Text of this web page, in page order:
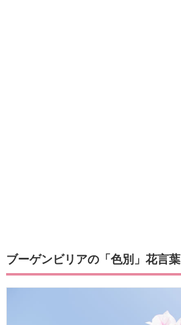
ブーゲンビリアの「色別」花言葉